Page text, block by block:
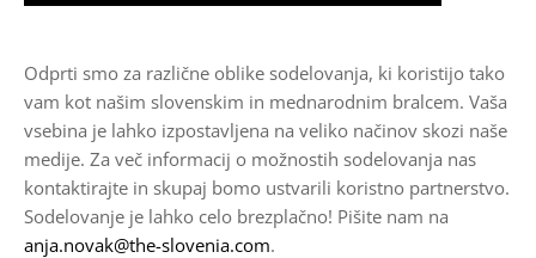
Odprti smo za različne oblike sodelovanja, ki koristijo tako
vam kot našim slovenskim in mednarodnim bralcem. Vaša
vsebina je lahko izpostavljena na veliko načinov skozi naše
medije. Za več informacij o možnostih sodelovanja nas
kontaktirajte in skupaj bomo ustvarili koristno partnerstvo.
Sodelovanje je lahko celo brezplačno! Pišite nam na
anja.novak@the-slovenia.com.